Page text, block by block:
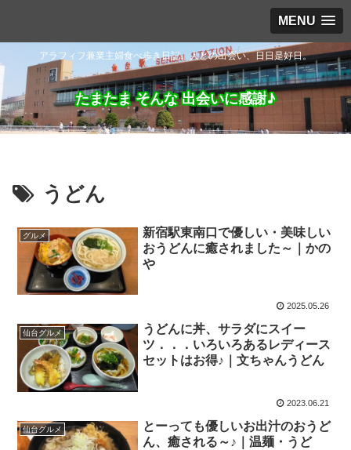
MENU
アラフィフ兼業主婦食べ歩き日記。人との出会い、日日是好日。
たまたま そんな 出会いに感謝♪
うどん
グルメ
新宿駅東南口で優しい・美味しい
おうどんに癒されました～｜かの
や
2025.05.26
仙台グルメ
うどんに丼、サラダにスイー
ツ．．．いろいろあるレディース
セットはお得♪｜文ちゃんうどん
2023.06.21
仙台グルメ
とーっても優しいお出汁のおうど
ん、癒される～♪｜温麺・うど